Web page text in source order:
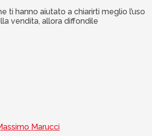
ti hanno aiutato a chiarirti meglio l’uso
vendita, allora diffondile
Marucci